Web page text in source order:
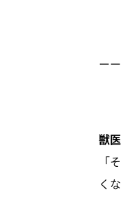
ー
獣
「
く